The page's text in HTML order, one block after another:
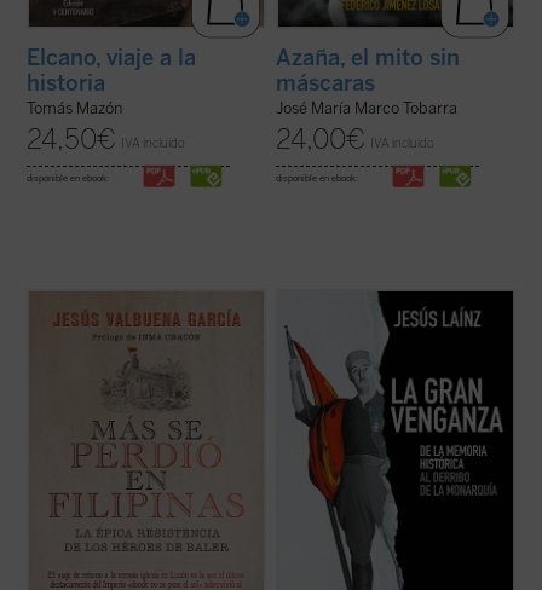
Elcano, viaje a la
historia
Tomás Mazón
24,50€ IVA incluido
disponible en ebook:
Azaña, el mito sin
máscaras
José María Marco Tobarra
24,00€ IVA incluido
disponible en ebook:
Un viaje en el tiempo a la remota iglesia en
la isla de Luzón en la que el último
destacamento del Imperio español
sobrevivió al asedio militar más duradero y
paradójico de la Historia moderna. El libro
recoge documentos inéditos y ...(ver ficha)
Frente al proyecto de blanqueamiento
histórico e ideológico de la izquierda y de
condenación eterna de la derecha, el
presente libro pone de manifiesto que la
República fue destruida principalmente por
los propios republicanos, como confesaron
(ver ficha)